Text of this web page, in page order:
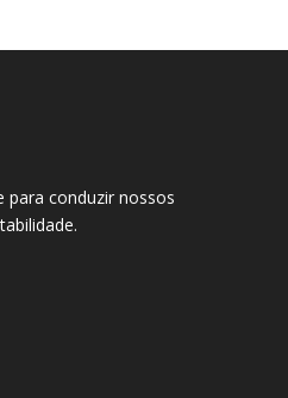
para conduzir nossos